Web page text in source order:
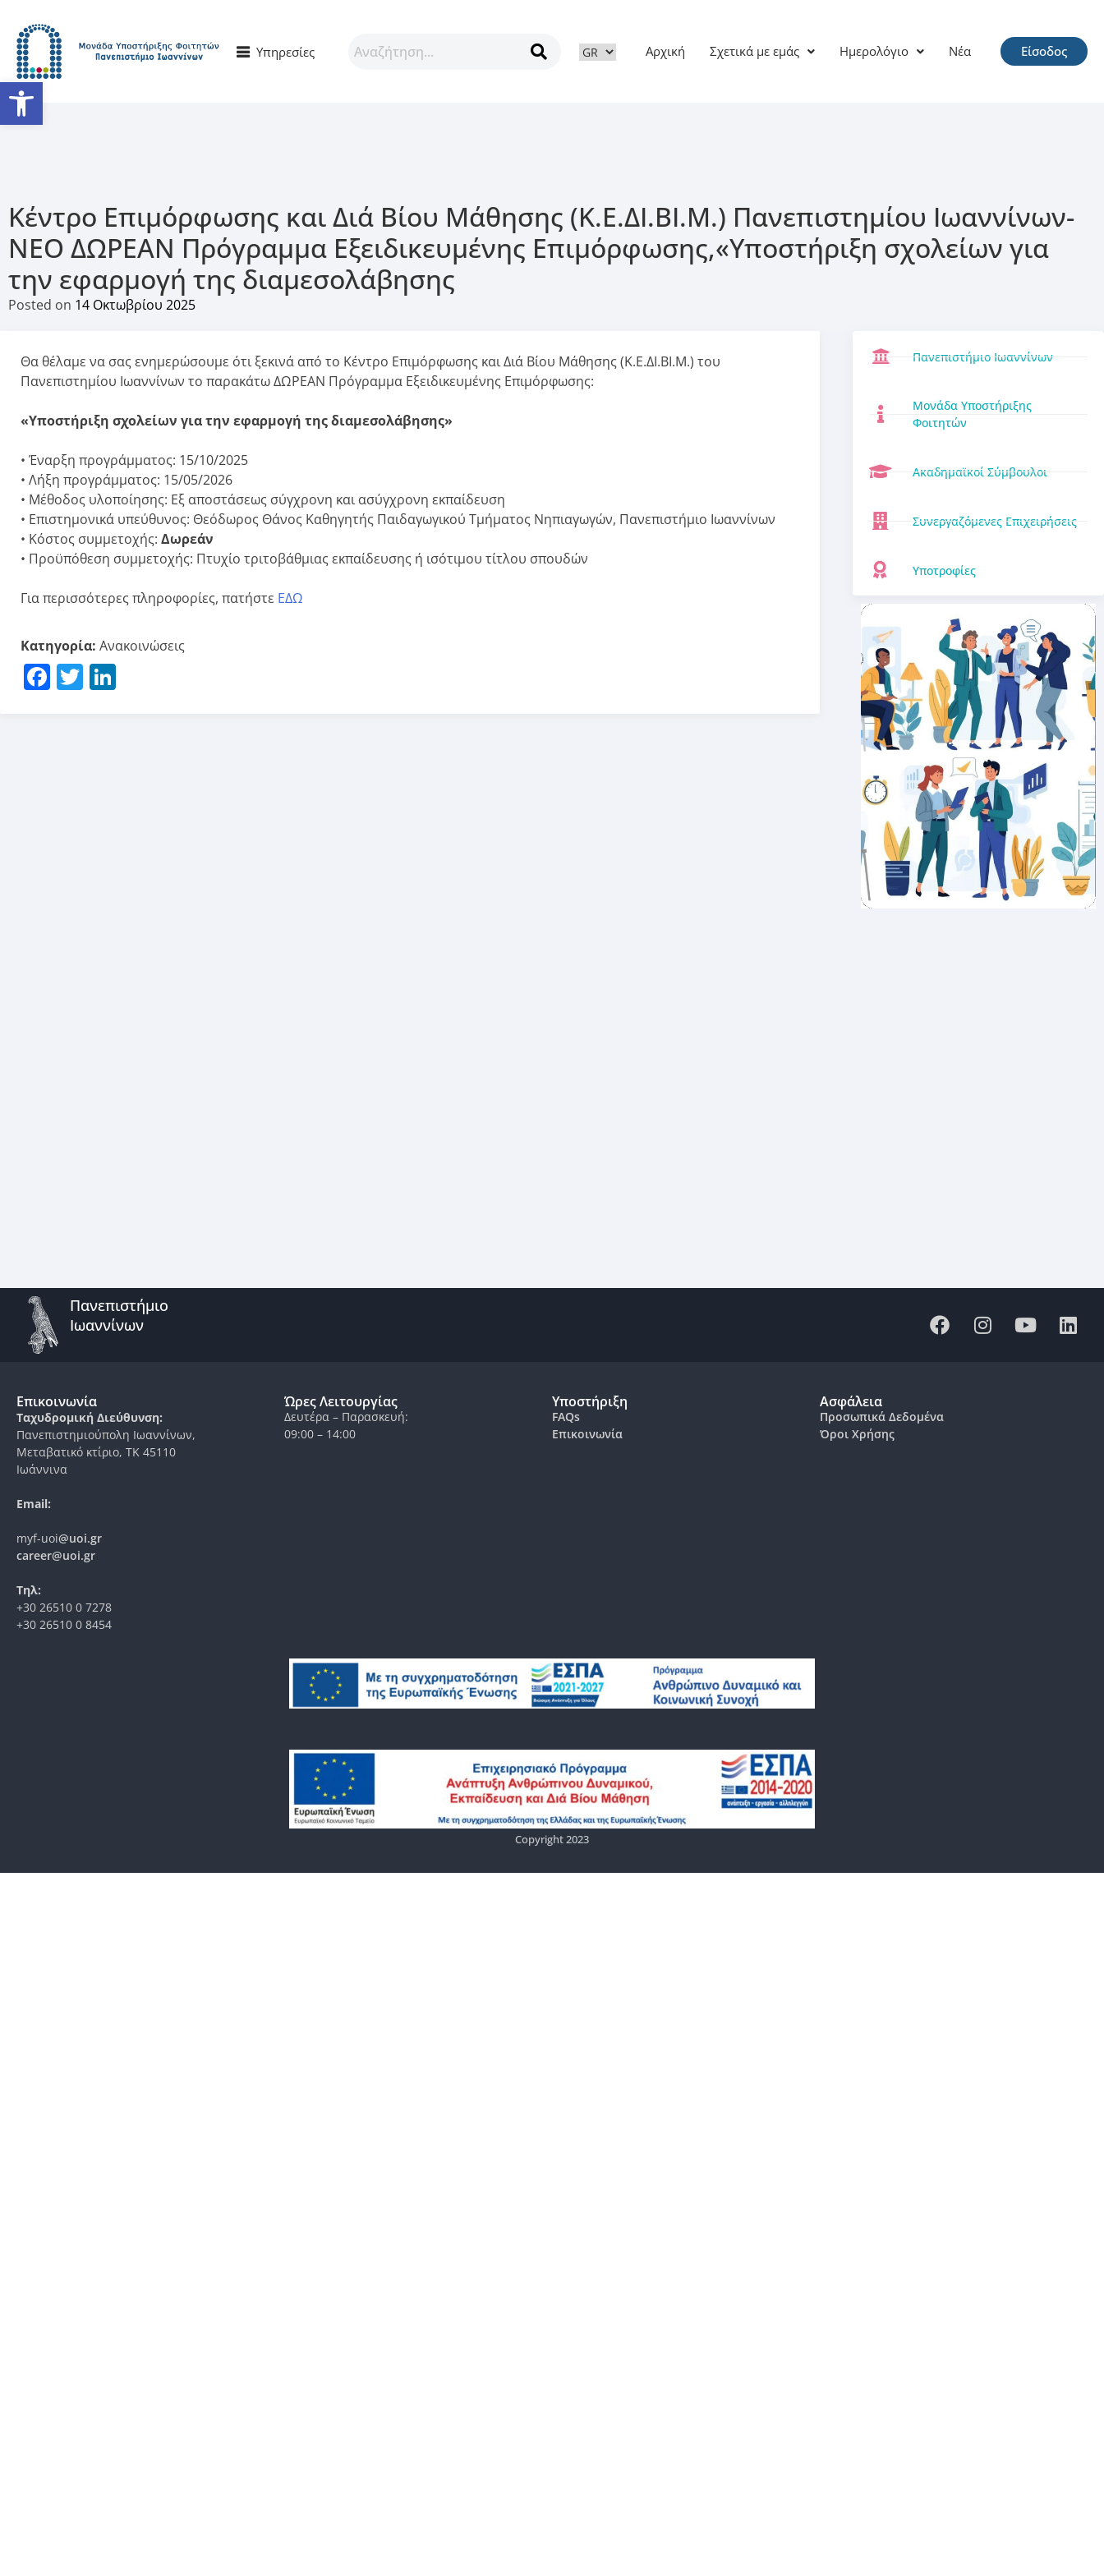
Ανοίξτε τη γραμμή εργαλείων
Υπηρεσίες Αρχική Σχετικά με εμάς Ημερολόγιο Νέα Είσοδος
Κέντρο Επιμόρφωσης και Διά Βίου Μάθησης (Κ.Ε.ΔΙ.ΒΙ.Μ.) Πανεπιστημίου Ιωαννίνων-
ΝΕΟ ΔΩΡΕΑΝ Πρόγραμμα Εξειδικευμένης Επιμόρφωσης,«Υποστήριξη σχολείων για
την εφαρμογή της διαμεσολάβησης
Posted on 14 Οκτωβρίου 2025
Θα θέλαμε να σας ενημερώσουμε ότι ξεκινά από το Κέντρο Επιμόρφωσης και Διά Βίου Μάθησης (Κ.Ε.ΔΙ.ΒΙ.Μ.) του
Πανεπιστημίου Ιωαννίνων το παρακάτω ΔΩΡΕΑΝ Πρόγραμμα Εξειδικευμένης Επιμόρφωσης:
«Υποστήριξη σχολείων για την εφαρμογή της διαμεσολάβησης»
• Έναρξη προγράμματος: 15/10/2025
• Λήξη προγράμματος: 15/05/2026
• Μέθοδος υλοποίησης: Εξ αποστάσεως σύγχρονη και ασύγχρονη εκπαίδευση
• Επιστημονικά υπεύθυνος: Θεόδωρος Θάνος Καθηγητής Παιδαγωγικού Τμήματος Νηπιαγωγών, Πανεπιστήμιο Ιωαννίνων
• Κόστος συμμετοχής: Δωρεάν
• Προϋπόθεση συμμετοχής: Πτυχίο τριτοβάθμιας εκπαίδευσης ή ισότιμου τίτλου σπουδών
Για περισσότερες πληροφορίες, πατήστε ΕΔΩ
Κατηγορία: Ανακοινώσεις
Facebook
Twitter
Πανεπιστήμιο Ιωαννίνων
Μονάδα Υποστήριξης
Φοιτητών
Ακαδημαϊκοί Σύμβουλοι
Συνεργαζόμενες Επιχειρήσεις
Υποτροφίες
Πανεπιστήμιο
Ιωαννίνων
Επικοινωνία
Ταχυδρομική Διεύθυνση:
Πανεπιστημιούπολη Ιωαννίνων,
Μεταβατικό κτίριο, ΤΚ 45110
Ιωάννινα
Email:
myf-uoi@uoi.gr
career@uoi.gr
Τηλ:
+30 26510 0 7278
+30 26510 0 8454
Ώρες Λειτουργίας
Δευτέρα – Παρασκευή:
09:00 – 14:00
Υποστήριξη
FAQs
Επικοινωνία
Ασφάλεια
Προσωπικά Δεδομένα
Όροι Χρήσης
Copyright 2023